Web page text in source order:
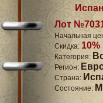
Лот
Начальная
Скидка: 10%
Категория:
Регион:
Страна:
Состояние: